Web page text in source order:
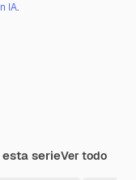
IA.
esta serieVer todo